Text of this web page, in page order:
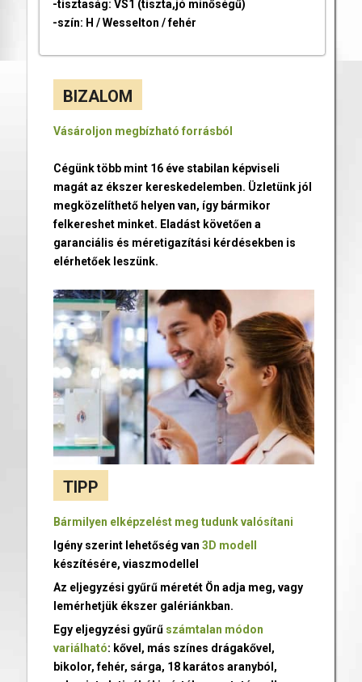
-tisztaság: VS1 (tiszta,jó minőségű)
-szín: H / Wesselton / fehér
BIZALOM
Vásároljon megbízható forrásból
Cégünk több mint 16 éve stabilan képviseli
magát az ékszer kereskedelemben. Üzletünk jól
megközelíthető helyen van, így bármikor
felkereshet minket. Eladást követően a
garanciális és méretigazítási kérdésekben is
elérhetőek leszünk.
TIPP
Bármilyen elképzelést meg tudunk valósítani
Igény szerint lehetőség van 3D modell
készítésére, viaszmodellel
Az eljegyzési gyűrű méretét Ön adja meg, vagy
lemérhetjük ékszer galériánkban.
Egy eljegyzési gyűrű számtalan módon
variálható: kővel, más színes drágakővel,
bikolor, fehér, sárga, 18 karátos aranyból,